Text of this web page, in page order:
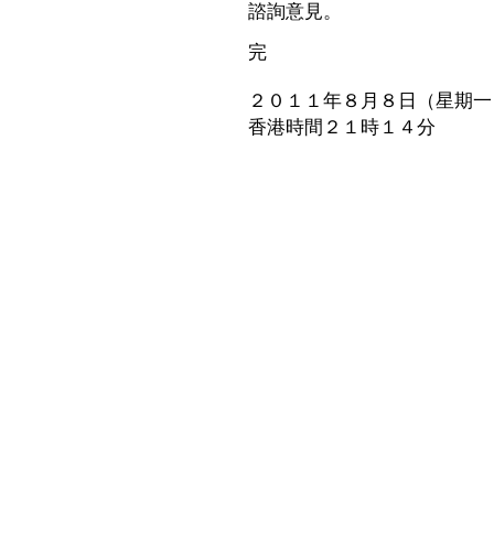
諮詢意見。
完
２０１１年８月８日（星期
香港時間２１時１４分